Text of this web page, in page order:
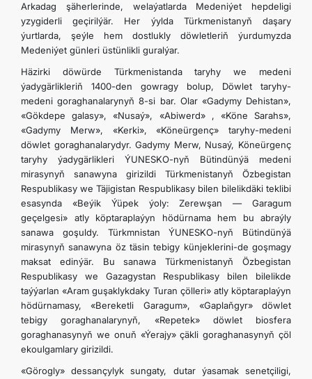
Arkadag şäherlerinde, welaýatlarda Medeniýet hepdeligi
yzygiderli geçirilýär. Her ýylda Türkmenistanyň daşary
ýurtlarda, şeýle hem dostlukly döwletleriň ýurdumyzda
Medeniýet günleri üstünlikli guralýar.
Häzirki döwürde Türkmenistanda taryhy we medeni
ýadygärlikleriň 1400-den gowragy bolup, Döwlet taryhy-
medeni goraghanalarynyň 8-si bar. Olar «Gadymy Dehistan»,
«Gökdepe galasy», «Nusaý», «Abiwerd» , «Köne Sarahs»,
«Gadymy Merw», «Kerki», «Köneürgenç» taryhy-medeni
döwlet goraghanalarydyr. Gadymy Merw, Nusaý, Köneürgenç
taryhy ýadygärlikleri ÝUNESKO-nyň Bütindünýä medeni
mirasynyň sanawyna girizildi Türkmenistanyň Özbegistan
Respublikasy we Täjigistan Respublikasy bilen bilelikdäki teklibi
esasynda «Beýik Ýüpek ýoly: Zerewşan — Garagum
geçelgesi» atly köptaraplaýyn hödürnama hem bu abraýly
sanawa goşuldy. Türkmnistan ÝUNESKO-nyň Bütindünýä
mirasynyň sanawyna öz täsin tebigy künjeklerini-de goşmagy
maksat edinýär. Bu sanawa Türkmenistanyň Özbegistan
Respublikasy we Gazagystan Respublikasy bilen bilelikde
taýýarlan «Aram guşaklykdaky Turan çölleri» atly köptaraplaýyn
hödürnamasy, «Bereketli Garagum», «Gaplaňgyr» döwlet
tebigy goraghanalarynyň, «Repetek» döwlet biosfera
goraghanasynyň we onuň «Ýerajy» çäkli goraghanasynyň çöl
ekoulgamlary girizildi.
«Görogly» dessançylyk sungaty, dutar ýasamak senetçiligi,